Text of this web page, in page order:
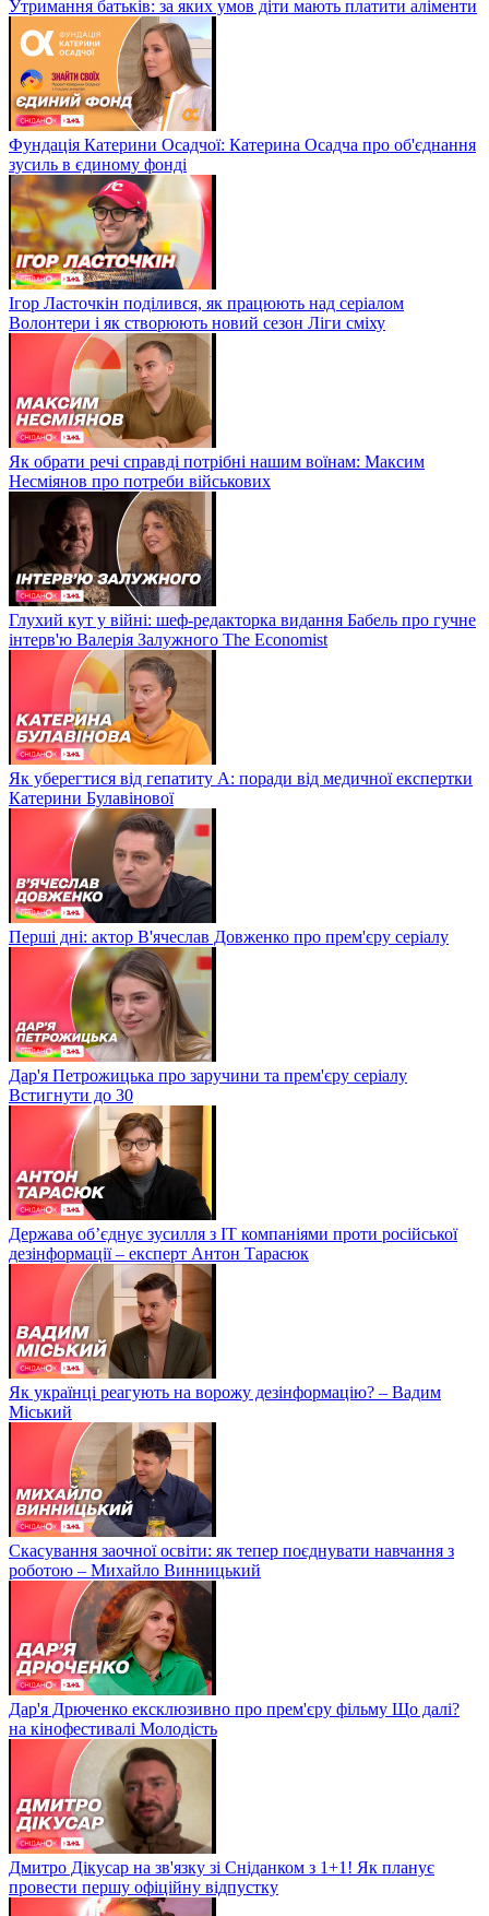
Утримання батьків: за яких умов діти мають платити аліменти
Фундація Катерини Осадчої: Катерина Осадча про об'єднання
зусиль в єдиному фонді
Ігор Ласточкін поділився, як працюють над серіалом
Волонтери і як створюють новий сезон Ліги сміху
Як обрати речі справді потрібні нашим воїнам: Максим
Несміянов про потреби військових
Глухий кут у війні: шеф-редакторка видання Бабель про гучне
інтерв'ю Валерія Залужного The Economist
Як уберегтися від гепатиту А: поради від медичної експертки
Катерини Булавінової
Перші дні: актор В'ячеслав Довженко про прем'єру серіалу
Дар'я Петрожицька про заручини та прем'єру серіалу
Встигнути до 30
Держава об’єднує зусилля з ІТ компаніями проти російської
дезінформації – експерт Антон Тарасюк
Як українці реагують на ворожу дезінформацію? – Вадим
Міський
Скасування заочної освіти: як тепер поєднувати навчання з
роботою – Михайло Винницький
Дар'я Дрюченко ексклюзивно про прем'єру фільму Що далі?
на кінофестивалі Молодість
Дмитро Дікусар на зв'язку зі Сніданком з 1+1! Як планує
провести першу офіційну відпустку